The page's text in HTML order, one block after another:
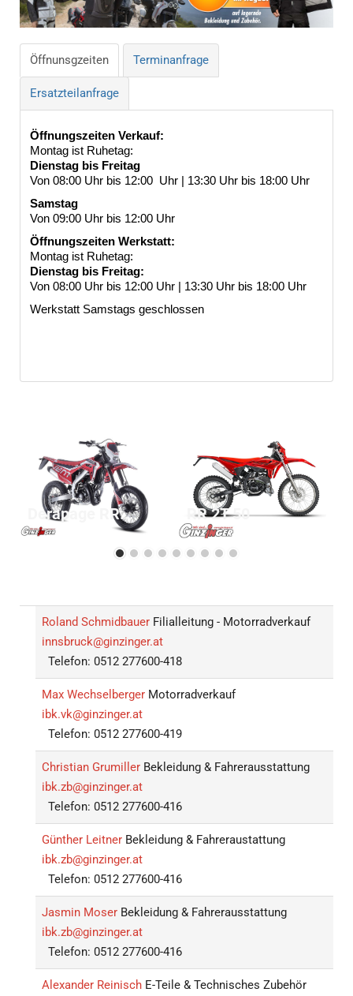
Öffnunsgzeiten Terminanfrage
Ersatzteilanfrage
Öffnungszeiten Verkauf:
Montag ist Ruhetag:
Dienstag bis Freitag
Von 08:00 Uhr bis 12:00 Uhr | 13:30 Uhr bis 18:00 Uhr
Samstag
Von 09:00 Uhr bis 12:00 Uhr
Öffnungszeiten Werkstatt:
Montag ist Ruhetag:
Dienstag bis Freitag:
Von 08:00 Uhr bis 12:00 Uhr | 13:30 Uhr bis 18:00 Uhr
Werkstatt Samstags geschlossen
Derapage RR... RR 2T 50
Roland Schmidbauer Filialleitung - Motorradverkauf
innsbruck@ginzinger.at
Telefon: 0512 277600-418
Max Wechselberger Motorradverkauf
ibk.vk@ginzinger.at
Telefon: 0512 277600-419
Christian Grumiller Bekleidung & Fahrerausstattung
ibk.zb@ginzinger.at
Telefon: 0512 277600-416
Günther Leitner Bekleidung & Fahreraustattung
ibk.zb@ginzinger.at
Telefon: 0512 277600-416
Jasmin Moser Bekleidung & Fahrerausstattung
ibk.zb@ginzinger.at
Telefon: 0512 277600-416
Alexander Reinisch E-Teile & Technisches Zubehör